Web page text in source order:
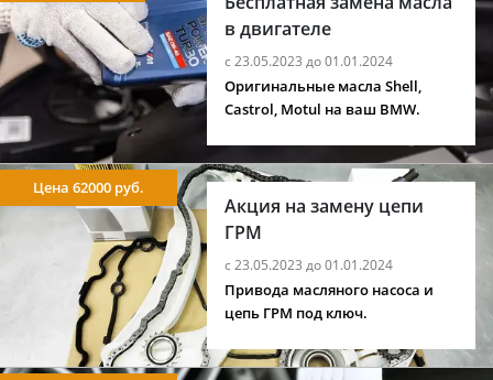
в двигателе
с 23.05.2023 до 01.01.2024
Оригинальные масла Shell,
Castrol, Motul на ваш BMW.
Акция на замену цепи
ГРМ
с 23.05.2023 до 01.01.2024
Цена 62000 руб.
Привода масляного насоса и
цепь ГРМ под ключ.